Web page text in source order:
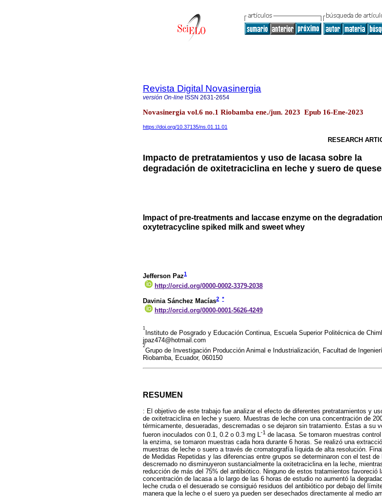
Revista Digital Novasinergia
versión On-line ISSN 2631-2654
Novasinergia vol.6 no.1 Riobamba ene./jun. 2023 Epub 16-Ene-2023
https://doi.org/10.37135/ns.01.11.01
RESEARCH
Impacto de pretratamientos y uso de lacasa sobre la
degradación de oxitetraciclina en leche y suero de
Impact of pre-treatments and laccase enzyme on the
oxytetracycline spiked milk and sweet whey
Jefferson Paz1
http://orcid.org/0000-0002-3379-2038
Davinia Sánchez Macías2 *
http://orcid.org/0000-0001-5626-4249
1
Instituto de Posgrado y Educación Continua, Escuela Superior Politécnica de
jpaz474@hotmail.com
2
Grupo de Investigación Producción Animal e Industrialización, Facultad de
Riobamba, Ecuador, 060150
RESUMEN
: El objetivo de este trabajo fue analizar el efecto de diferentes pretratamientos y
de oxitetraciclina en leche y suero. Muestras de leche con una concentración de
térmicamente, desueradas, descremadas o se dejaron sin tratamiento. Éstas a su
fueron inoculados con 0.1, 0.2 o 0.3 mg L-1 de lacasa. Se tomaron muestras
la enzima, se tomaron muestras cada hora durante 6 horas. Se realizó una
muestras de leche o suero a través de cromatografía líquida de alta resolución.
de Medidas Repetidas y las diferencias entre grupos se determinaron con el test
descremado no disminuyeron sustancialmente la oxitetraciclina en la leche,
reducción de más del 75% del antibiótico. Ninguno de estos tratamientos
concentración de lacasa a lo largo de las 6 horas de estudio no aumentó la
leche cruda o el desuerado se consiguió residuos del antibiótico por debajo del
manera que la leche o el suero ya pueden ser desechados directamente al medio